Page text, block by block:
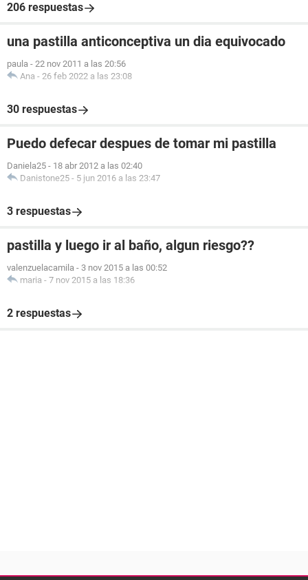
206 respuestas
una pastilla anticonceptiva un dia equivocado
paula - 22 nov 2011 a las 20:56
Ana - 26 feb 2022 a las 23:08
30 respuestas
Puedo defecar despues de tomar mi pastilla
Daniela25 - 18 abr 2012 a las 02:40
Danistone25 - 5 jun 2016 a las 23:47
3 respuestas
pastilla y luego ir al baño, algun riesgo??
valenzuelacamila - 3 nov 2015 a las 00:52
maria - 7 nov 2015 a las 18:36
2 respuestas